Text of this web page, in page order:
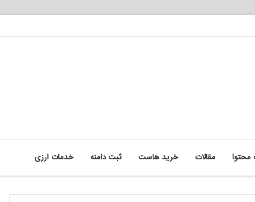
مقالات خرید هاست ثبت دامنه خدمات ارزی